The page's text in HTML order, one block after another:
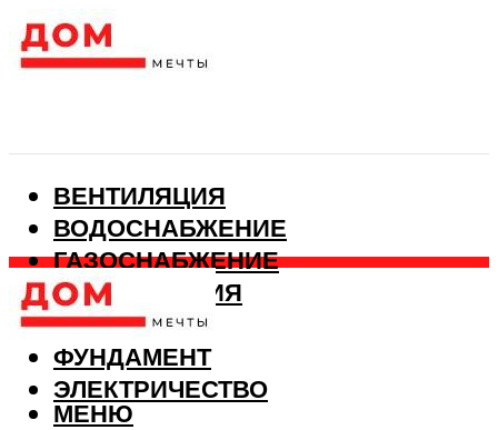
ВЕНТИЛЯЦИЯ
ВОДОСНАБЖЕНИЕ
ГАЗОСНАБЖЕНИЕ
КАНАЛИЗАЦИЯ
ОТОПЛЕНИЕ
ФУНДАМЕНТ
ЭЛЕКТРИЧЕСТВО
МЕНЮ